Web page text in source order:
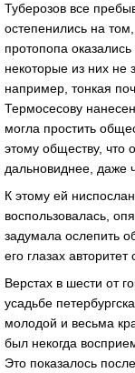
Туберозов все
остепенились на
протопопа
некоторые из них не
например, тонкая
Термосесову
могла простить
этому обществу, что
дальновиднее, даже
К этому ей
воспользовалась,
задумала ослепить
его глазах
Верстах в шести от
усадьбе
молодой и весьма
был некогда
Это показалось